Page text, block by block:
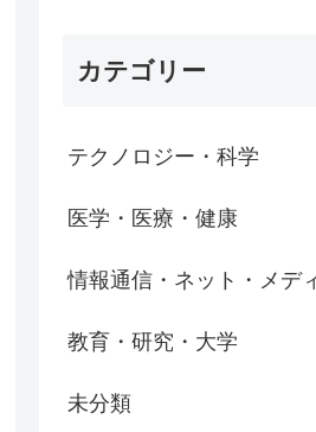
カテゴリー
テクノロジー・科学
医学・医療・健康
情報通信・ネット・メデ
教育・研究・大学
未分類